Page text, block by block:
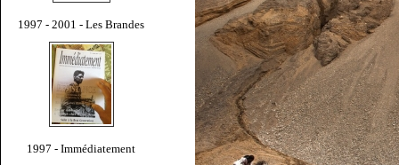
1997 - 2001 - Les Brandes
1997 - Immédiatement